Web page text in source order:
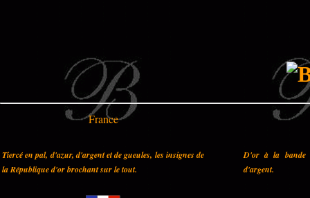
France
Tiercé en pal, d'azur, d'argent et de gueules, les insignes de
la République d'or brochant sur le tout.
D'or à la bande
d'argent.